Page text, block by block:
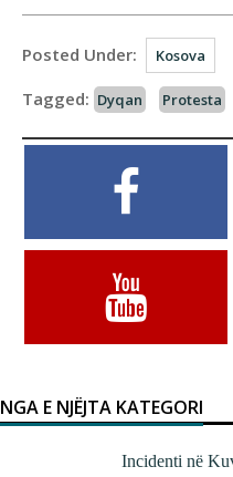
Posted Under: Kosova
Tagged: Dyqan Protesta
NGA E NJËJTA KATEGORI
Incidenti në